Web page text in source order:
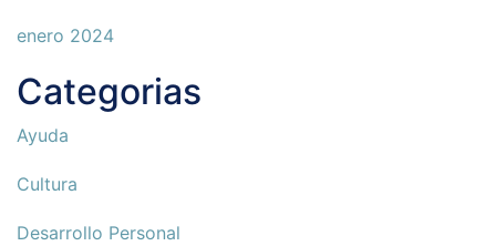
enero 2024
Categorias
Ayuda
Cultura
Desarrollo Personal